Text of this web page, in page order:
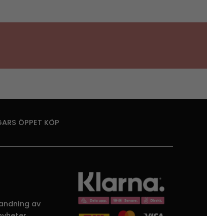
ÖPPET KÖP
av